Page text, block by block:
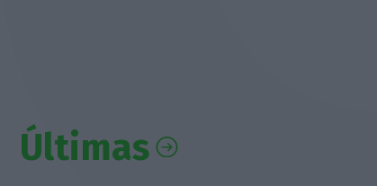
Últimas